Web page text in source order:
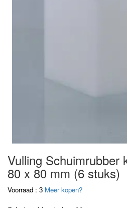
Vulling Schuimrubber
80 x 80 mm (6 stuks)
Voorraad : 3 Meer kopen?